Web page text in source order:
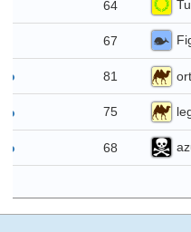
64
67
81
75
68